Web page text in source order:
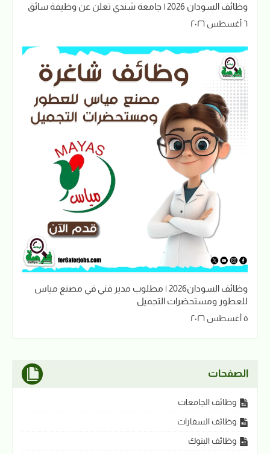
وظائف السودان 2026 | جامعة شندي تعلن عن وظيفة سائق
٦ أغسطس ٢٠٢٦
وظائف السودان2026 | مطلوب مدير فني في مصنع مياس
للعطور ومستحضرات التجميل
٥ أغسطس ٢٠٢٦
الصفحات
وظائف الجامعات
وظائف السفارات
وظائف البنوك